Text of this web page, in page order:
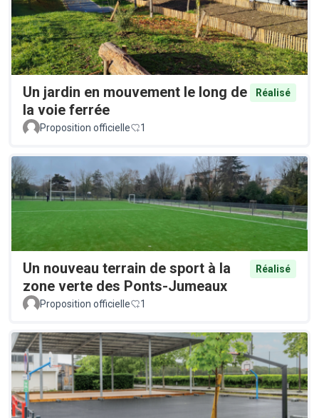
Un jardin en mouvement le long de
la voie ferrée
Réalisé
Proposition officielle 1
Un nouveau terrain de sport à la
zone verte des Ponts-Jumeaux
Réalisé
Proposition officielle 1